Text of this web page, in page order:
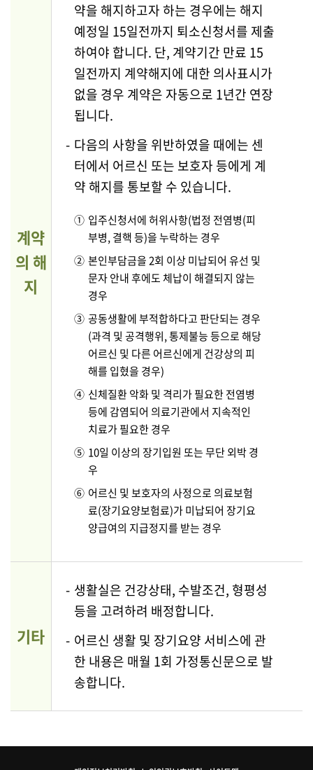
계약
의 해
지
약을 해지하고자 하는 경우에는 해지
예정일 15일전까지 퇴소신청서를 제출
하여야 합니다. 단, 계약기간 만료 15
일전까지 계약해지에 대한 의사표시가
없을 경우 계약은 자동으로 1년간 연장
됩니다.
- 다음의 사항을 위반하였을 때에는 센
터에서 어르신 또는 보호자 등에게 계
약 해지를 통보할 수 있습니다.
① 입주신청서에 허위사항(법정 전염병(피
부병, 결핵 등)을 누락하는 경우
② 본인부담금을 2회 이상 미납되어 유선 및
문자 안내 후에도 체납이 해결되지 않는
경우
③ 공동생활에 부적합하다고 판단되는 경우
(과격 및 공격행위, 통제불능 등으로 해당
어르신 및 다른 어르신에게 건강상의 피
해를 입혔을 경우)
④ 신체질환 악화 및 격리가 필요한 전염병
등에 감염되어 의료기관에서 지속적인
치료가 필요한 경우
⑤ 10일 이상의 장기입원 또는 무단 외박 경
우
⑥ 어르신 및 보호자의 사정으로 의료보험
료(장기요양보험료)가 미납되어 장기요
양급여의 지급정지를 받는 경우
기타
- 생활실은 건강상태, 수발조건, 형평성
등을 고려하려 배정합니다.
- 어르신 생활 및 장기요양 서비스에 관
한 내용은 매월 1회 가정통신문으로 발
송합니다.